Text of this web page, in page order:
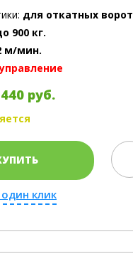
для откатных ворот
900 кг.
м/мин.
руб.
клик